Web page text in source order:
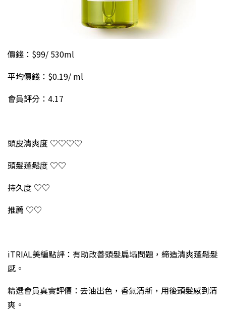
價錢：$99/ 530ml
平均價錢：$0.19/ ml
會員評分：4.17
頭皮清爽度 ♡♡♡♡
頭髮蓬鬆度 ♡♡
持久度 ♡♡
推薦 ♡♡
iTRIAL美編點評：有助改善頭髮扁塌問題，締造清爽蓬鬆髮
感。
精選會員真實評價：去油出色，香氣清新，用後頭髮感到清
爽。